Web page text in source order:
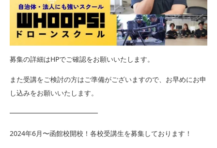
募集の詳細はHPでご確認をお願いいたします。
また受講をご検討の方はご準備がございますので、お早めにお申
し込みをお願いいたします。
━━━━━━━━━━━━━
2024年6月〜函館校開校！各校受講生を募集しております！